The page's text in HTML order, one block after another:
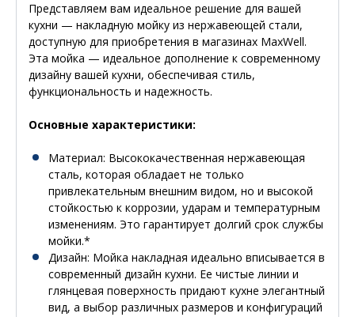
Представляем вам идеальное решение для вашей
кухни — накладную мойку из нержавеющей стали,
доступную для приобретения в магазинах MaxWell.
Эта мойка — идеальное дополнение к современному
дизайну вашей кухни, обеспечивая стиль,
функциональность и надежность.
Основные характеристики:
Материал: Высококачественная нержавеющая
сталь, которая обладает не только
привлекательным внешним видом, но и высокой
стойкостью к коррозии, ударам и температурным
изменениям. Это гарантирует долгий срок службы
мойки.*
Дизайн: Мойка накладная идеально вписывается в
современный дизайн кухни. Ее чистые линии и
глянцевая поверхность придают кухне элегантный
вид, а выбор различных размеров и конфигураций